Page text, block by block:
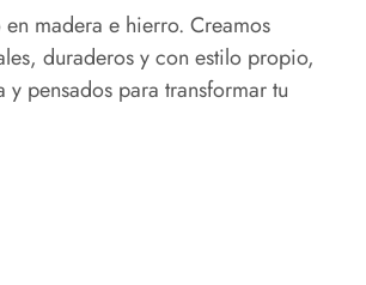
madera e hierro. Creamos
duraderos y con estilo propio,
y pensados para transformar tu